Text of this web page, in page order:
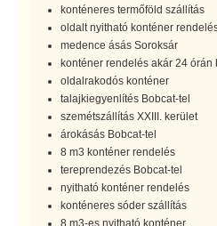
konténeres termőföld szállítás
oldalt nyitható konténer
medence ásás Soroksár
konténer rendelés akár 24 órán
oldalrakodós konténer
talajkiegyenlítés Bobcat-tel
szemétszállítás XXIII. kerület
árokásás Bobcat-tel
8 m3 konténer rendelés
tereprendezés Bobcat-tel
nyitható konténer rendelés
konténeres sóder szállítás
8 m3-es nyitható konténer